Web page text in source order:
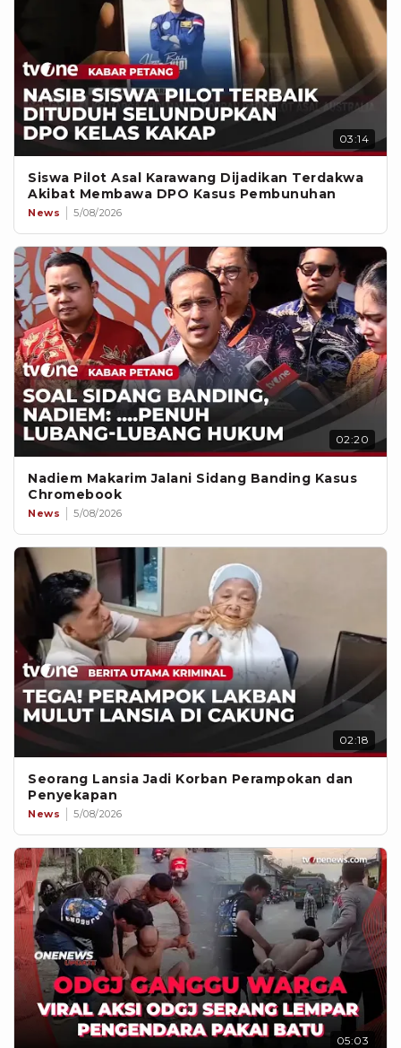
03:14
Siswa Pilot Asal Karawang Dijadikan Terdakwa
Akibat Membawa DPO Kasus Pembunuhan
News 5/08/2026
02:20
Nadiem Makarim Jalani Sidang Banding Kasus
Chromebook
News 5/08/2026
02:18
Seorang Lansia Jadi Korban Perampokan dan
Penyekapan
News 5/08/2026
05:03